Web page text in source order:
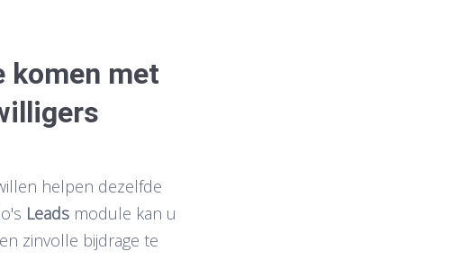
komen met
helpen dezelfde
Leads module kan u
zinvolle bijdrage te